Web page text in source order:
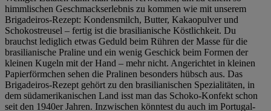
himmlischen Geschmackserlebnis zu kommen wie mit unserem
Brigadeiros-Rezept: Kondensmilch, Butter, Kakaopulver und
Schokostreusel ‒ fertig ist die brasilianische Köstlichkeit. Du
brauchst lediglich etwas Geduld beim Rühren der Masse für die
brasilianische Praline und ein wenig Geschick beim Formen der
kleinen Kugeln mit der Hand ‒ mehr nicht. Angerichtet in kleinen
Papierförmchen sehen die Pralinen besonders hübsch aus. Das
Brigadeiros-Rezept gehört zu den brasilianischen Spezialitäten, in
dem südamerikanischen Land isst man das Schoko-Konfekt schon
seit den 1940er Jahren. Inzwischen könntest du auch im Portugal-
imImpressum